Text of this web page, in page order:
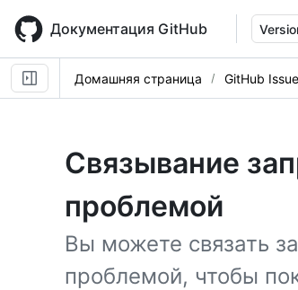
main
content
Документация GitHub
Домашняя страница GitHub
Связывание
проблемой
Вы можете связать
проблемой, чтобы